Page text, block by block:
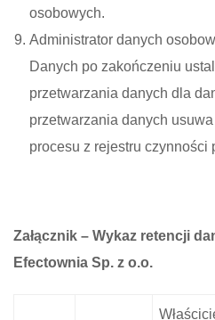
osobowych.
Administrator danych
Danych po zakończeniu
przetwarzania danych dla
przetwarzania danych
procesu z rejestru czynności
Załącznik – Wykaz retencji
Efectownia Sp. z o.o.